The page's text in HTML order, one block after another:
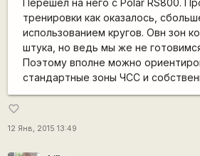
тренировки как оказалось,
использованием кругов. Овн зон
штука, но ведь мы же не
Поэтому вполне можно
стандартные зоны ЧСС и
favorite_border
12 Янв, 2015 13:49